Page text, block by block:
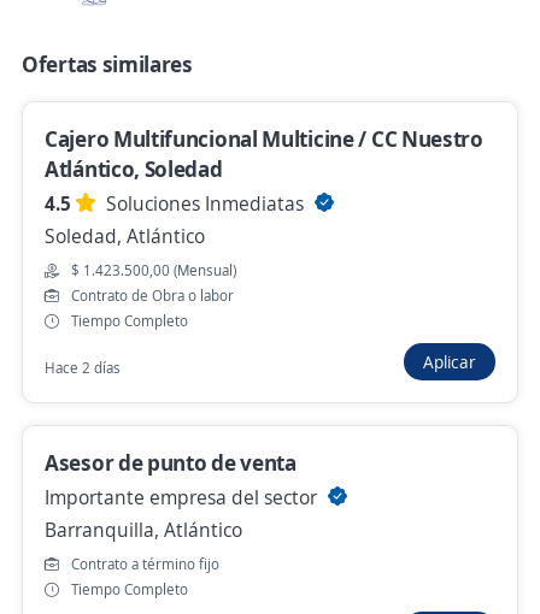
Hace 4 horas
Asesor Comercial Autos
Importante empresa del sector
Barranquilla, Atlántico
Hace 4 horas
Asesor comercial: Académico: Posgrado
Barranquilla, Atlántico
$ 1.750.905,00 (Mensual)
Hace 5 horas
Asesor de Servicio al Cliente (Sector
Ofertas similares
Cajero Multifuncional Multicine / CC Nuestro
Atlántico, Soledad
4.5
Soluciones Inmediatas
Soledad, Atlántico
$ 1.423.500,00 (Mensual)
Contrato de Obra o labor
Tiempo Completo
Hace 2 días Aplicar
Asesor de punto de venta
Importante empresa del sector
Barranquilla, Atlántico
Contrato a término fijo
Tiempo Completo